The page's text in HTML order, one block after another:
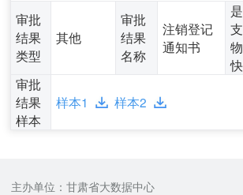
审批
结果
类型
其他
审批
结果
名称
注销登记
通知书
审批
结果
样本
样本1 样本2
主办单位：甘肃省大数据中心